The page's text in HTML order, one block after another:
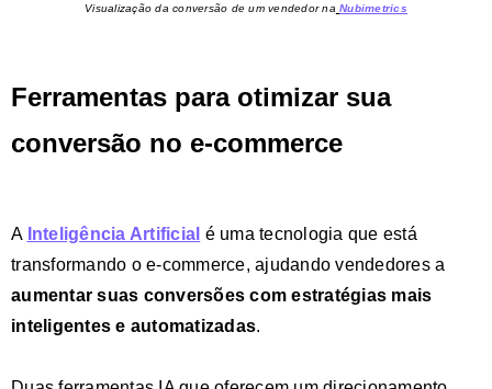
Visualização da conversão de um vendedor na Nubimetrics
Ferramentas para otimizar sua
conversão no e-commerce
A Inteligência Artificial é uma tecnologia que está
transformando o e-commerce, ajudando vendedores a
aumentar suas conversões com estratégias mais
inteligentes e automatizadas.